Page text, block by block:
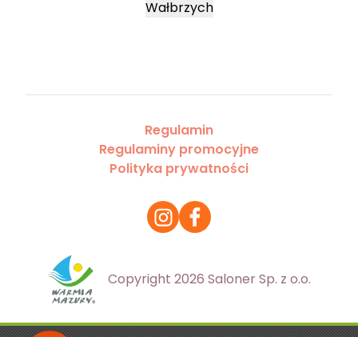
Wałbrzych
Regulamin
Regulaminy promocyjne
Polityka prywatności
Copyright 2026 Saloner Sp. z o.o.